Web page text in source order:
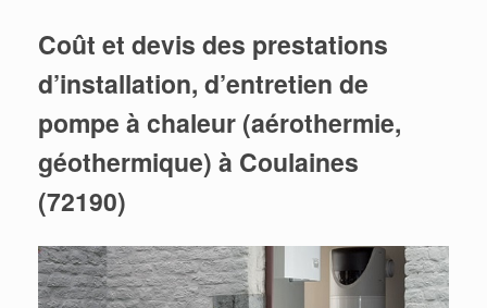
Coût et devis des prestations
d’installation, d’entretien de
pompe à chaleur (aérothermie,
géothermique) à Coulaines
(72190)